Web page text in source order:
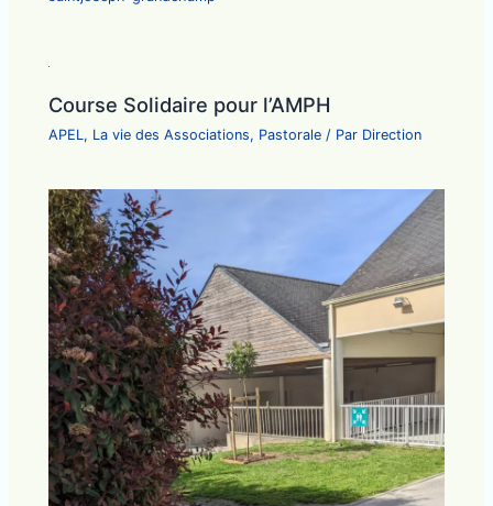
Course Solidaire pour l’AMPH
APEL , La vie des Associations, Pastorale / Par Direction